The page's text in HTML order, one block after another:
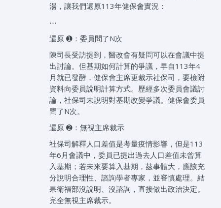
湯，讓我們還原113年健保會實況：
⋯
還原 ➊：委員問了N次
陳司長受訪提到，醫改會有疑問可以在會議中提
出討論。但基期如何計算的爭議，早自113年4
月就已發酵，健保會主席更裁示社保司，要檢附
資料向委員說明計算方式。歷經多次委員會議討
論，社保司未說明對基期改變爭議。健保會委員
問了N次。
還原 ➋：無視主席裁示
社保司解釋人口差值是考量疫情影響，但是113
年6月會議中，委員已提出過去人口差值未曾算
入基期；若未來要算入基期，茲事體大，應該充
分說明合理性、諮詢學者專家，並審慎處理。結
果衛福部沒說明、沒諮詢，直接做出政治決定。
完全無視主席裁示。